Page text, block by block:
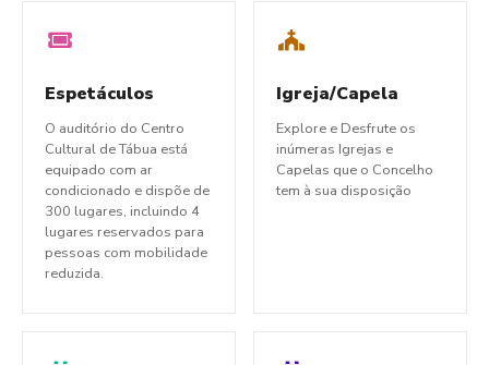
Espetáculos
O auditório do Centro
Cultural de Tábua está
equipado com ar
condicionado e dispõe de
300 lugares, incluindo 4
lugares reservados para
pessoas com mobilidade
reduzida.
Igreja/Capela
Explore e Desfrute os
inúmeras Igrejas e
Capelas que o Concelho
tem à sua disposição